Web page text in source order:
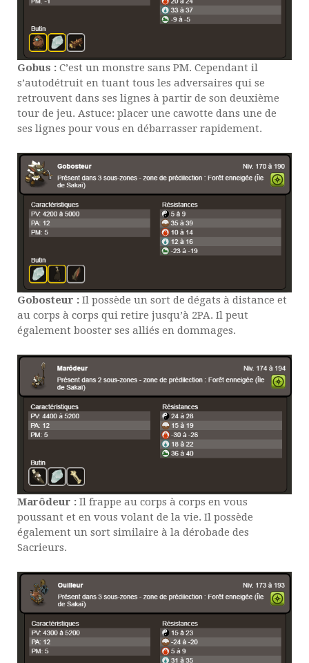
Gobus : C’est un monstre sans PM. Cependant il
s’autodétruit en tuant tous les adversaires qui se
retrouvent dans ses lignes à partir de son deuxième
tour de jeu. Astuce: placer une cawotte dans une de
ses lignes pour vous en débarrasser rapidement.
Gobosteur : Il possède un sort de dégats à distance et
au corps à corps qui retire jusqu’à 2PA. Il peut
également booster ses alliés en dommages.
Marôdeur : Il frappe au corps à corps en vous
poussant et en vous volant de la vie. Il possède
également un sort similaire à la dérobade des
Sacrieurs.